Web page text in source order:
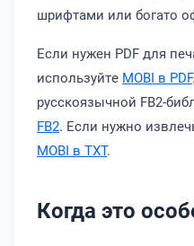
шрифтами или богато
Если нужен PDF для
используйте MOBI в PDF
русскоязычной FB2-
FB2. Если нужно
MOBI в TXT.
Когда это